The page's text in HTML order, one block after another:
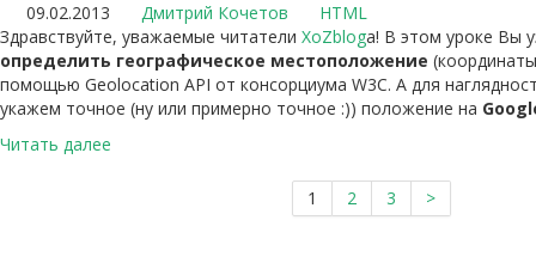
09.02.2013 Дмитрий Кочетов
HTML
Здравствуйте, уважаемые читатели XoZbloga! В этом уроке Вы
определить географическое местоположение
помощью Geolocation API от консорциума W3C. А для
укажем точное (ну или примерно точное :)) положение на
Читать далее
1 2 3 >